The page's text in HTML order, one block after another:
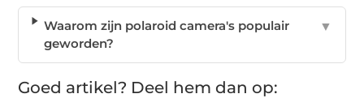
Waarom zijn polaroid camera's populair
geworden?
▼
Goed artikel? Deel hem dan op: